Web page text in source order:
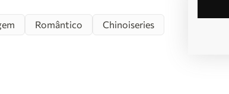
Romântico
Chinoiseries